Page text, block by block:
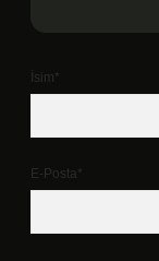
İsim*
E-Posta*